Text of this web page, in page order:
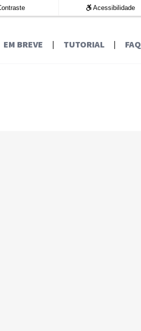
Acessibilidade
EM BREVE | TUTORIAL | FAQ